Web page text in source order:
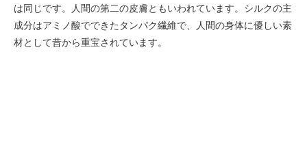
は同じです。人間の第二の皮膚ともいわれています。シルクの主
成分はアミノ酸でできたタンパク繊維で、人間の身体に優しい素
材として昔から重宝されています。